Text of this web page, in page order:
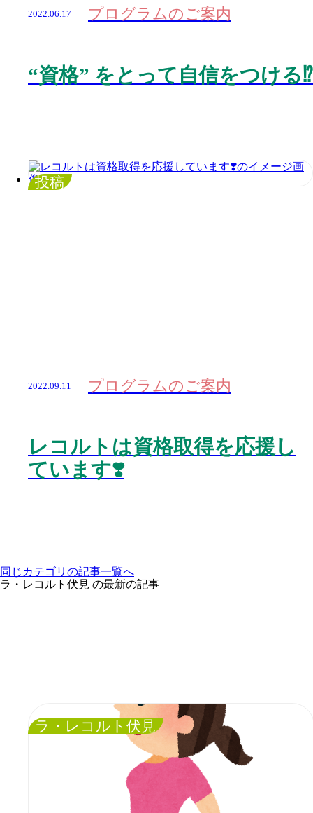
2022.06.17 プログラムのご案内
“資格” をとって自信をつける⁉️
投稿
2022.09.11 プログラムのご案内
レコルトは資格取得を応援し
ています❣️
同じカテゴリの記事⼀覧へ
ラ・レコルト伏見 の最新の記事
ラ・レコルト伏見